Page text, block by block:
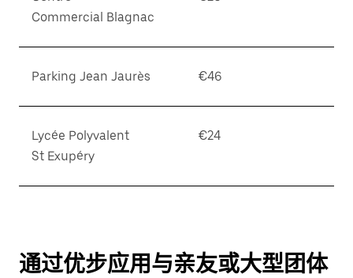
Commercial Blagnac
Parking Jean Jaurès €46
Lycée Polyvalent
St Exupéry
€24
通过优步应用与亲友或大型团体